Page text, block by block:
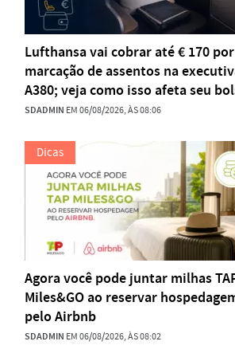
Lufthansa vai cobrar até € 170 por
marcação de assentos na
A380; veja como isso afeta seu
SDADMIN EM 06/08/2026, ÀS 08:06
Dicas
Agora você pode juntar milhas
Miles&GO ao reservar
pelo Airbnb
SDADMIN EM 06/08/2026, ÀS 08:02